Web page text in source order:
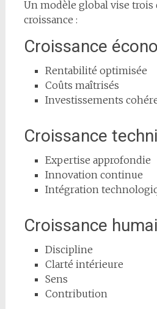
Un modèle global vise
croissance :
Croissance
Rentabilité optimisée
Coûts maîtrisés
Investissements
Croissance
Expertise approfondie
Innovation continue
Intégration
Croissance
Discipline
Clarté intérieure
Sens
Contribution